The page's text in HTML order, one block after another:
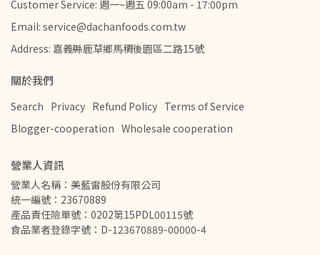
Customer Service: 週一~週五 09:00am - 17:00pm
Email: service@dachanfoods.com.tw
Address: 嘉義縣鹿草鄉馬稠後園區二路15號
關於我們
Search Privacy Refund Policy Terms of Service
Blogger-cooperation Wholesale cooperation
營業人資訊
營業人名稱：美藍雷股份有限公司
統一編號：23670889
產品責任險單號：0202第15PDL00115號
食品業者登錄字號：D-123670889-00000-4